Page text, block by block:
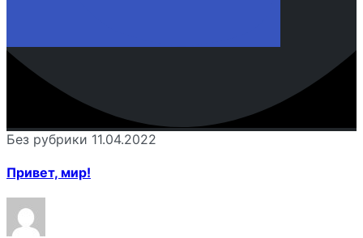
Без рубрики 11.04.2022
Привет, мир!